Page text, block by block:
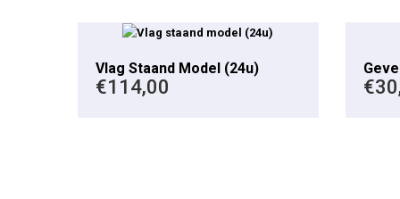
Vlag Staand Model (24u)
€114,00 €